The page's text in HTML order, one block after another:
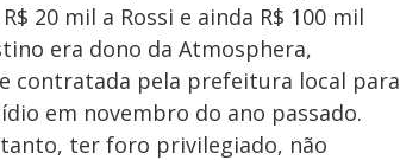
20 mil a Rossi e ainda R$ 100 mil
era dono da Atmosphera,
contratada pela prefeitura local para
em novembro do ano passado.
ter foro privilegiado, não